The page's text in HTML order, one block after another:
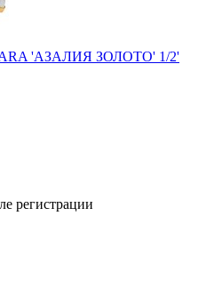
'АЗАЛИЯ ЗОЛОТО' 1/2'
регистрации